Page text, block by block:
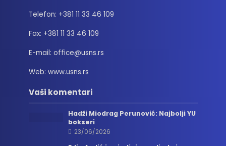
Telefon: +381 11 33 46 109
Fax: +381 11 33 46 109
E-mail: office@usns.rs
Web: www.usns.rs
Vaši komentari
Hadži Miodrag Perunović: Najbolji YU
bokseri
23/06/2026